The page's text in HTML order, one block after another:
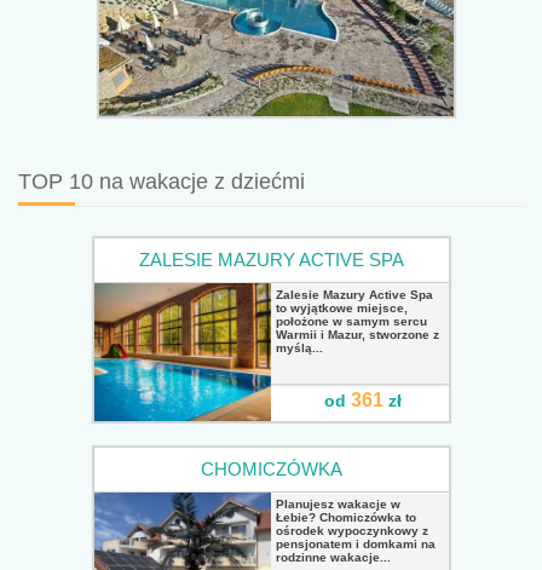
TOP 10 na wakacje z dziećmi
ZALESIE MAZURY ACTIVE SPA
Zalesie Mazury Active Spa
to wyjątkowe miejsce,
położone w samym sercu
Warmii i Mazur, stworzone z
myślą...
od 361zł
CHOMICZÓWKA
Planujesz wakacje w
Łebie? Chomiczówka to
ośrodek wypoczynkowy z
pensjonatem i domkami na
rodzinne wakacje...